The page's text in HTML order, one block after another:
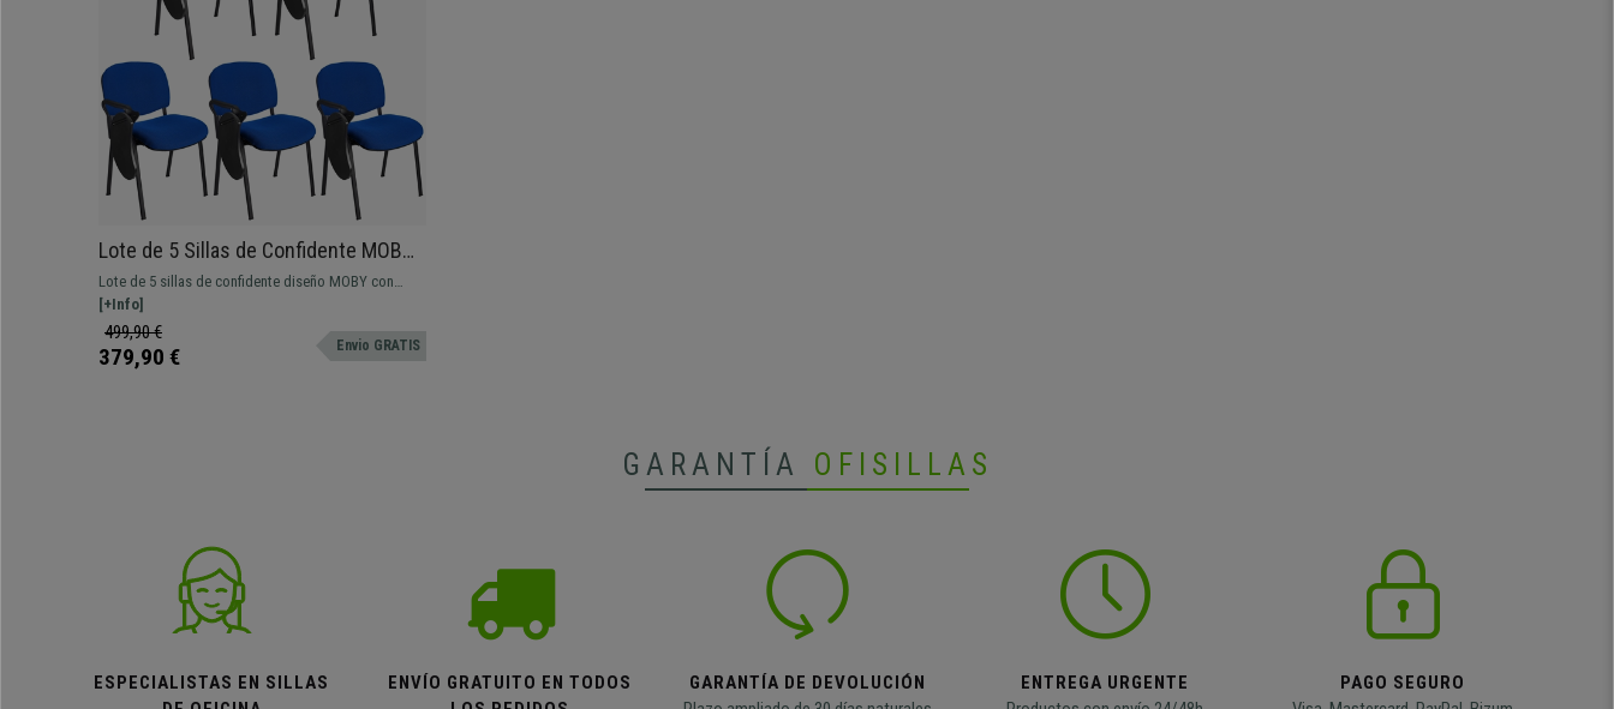
Lote de 5 Sillas de Confidente MOBY
con PALA para escritura abatilbe,
Color Azul y Patas Negras
Lote de 5 sillas de confidente diseño MOBY con
PALA para escritura. Este modelo incluye una pala
para escritura abatible. La silla perfecta para
academias, salas de formación, o cualquier otro
tipo de eventos en los que sea necesario una silla
[+Info]
499,90 €
379,90 € Envio GRATIS
GARANTÍA OFISILLAS
ESPECIALISTAS EN SILLAS
ENVÍO GRATUITO EN TODOS
GARANTÍA DE DEVOLUCIÓN
ENTREGA URGENTE
PAGO SEGURO